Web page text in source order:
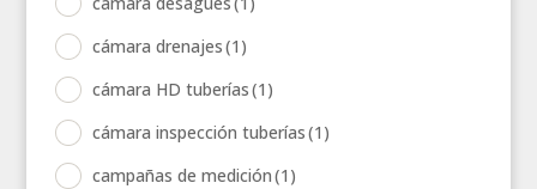
cámara drenajes(1)
cámara HD tuberías(1)
cámara inspección tuberías(1)
campañas de medición(1)